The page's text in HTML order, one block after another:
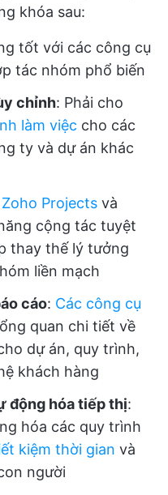
khóa sau:
tốt với các công cụ
tác nhóm phổ biến
chỉnh: Phải cho
làm việc cho các
ty và dự án khác
Zoho Projects và
cộng tác tuyệt
thay thế lý tưởng
liền mạch
cáo: Các công cụ
quan chi tiết về
dự án, quy trình,
khách hàng
động hóa tiếp thị:
hóa các quy trình
kiệm thời gian và
người